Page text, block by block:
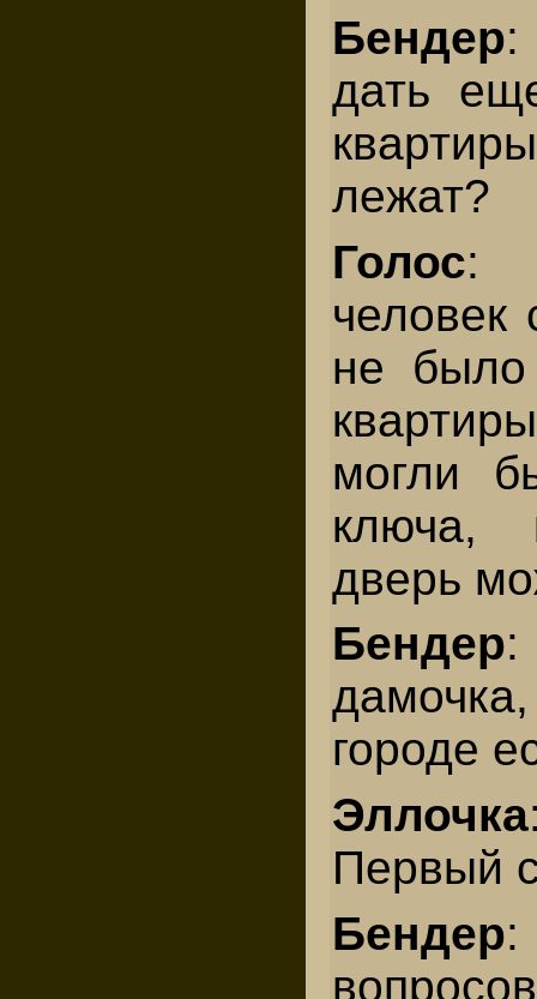
Бендер:
дать
лежат?
Голос:
человек
не
могли
ключа,
дверь
Бендер
городе
Эллочка
Первый
Бендер